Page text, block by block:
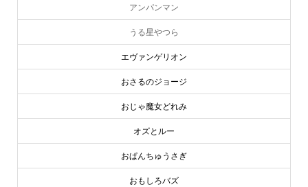
アンパンマン
うる星やつら
エヴァンゲリオン
おさるのジョージ
おじゃ魔女どれみ
オズとルー
おぱんちゅうさぎ
おもしろバズ